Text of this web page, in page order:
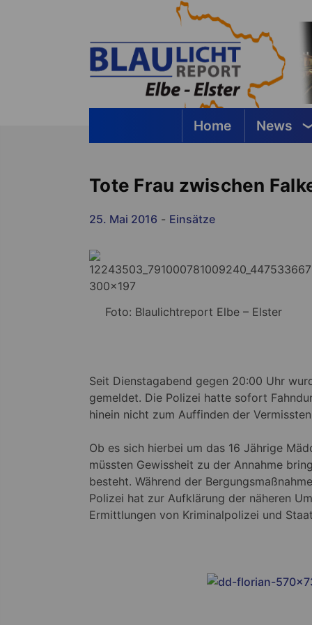
Home News
Tote Frau zwischen
25. Mai 2016 - Einsätze
Foto: Blaulichtreport Elbe – Elster
Seit Dienstagabend gegen 20:00 Uhr
gemeldet. Die Polizei hatte sofort
hinein nicht zum Auffinden der
Ob es sich hierbei um das 16 Jährige
müssten Gewissheit zu der Annahme
besteht. Während der
Polizei hat zur Aufklärung der näheren
Ermittlungen von Kriminalpolizei und